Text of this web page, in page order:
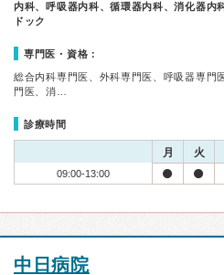
内科、呼吸器内科、循環器内科、消化器内
ドック
専門医・資格：
総合内科専門医、外科専門医、呼吸器専門
門医、消…
診療時間
月 火
09:00-13:00
中日病院